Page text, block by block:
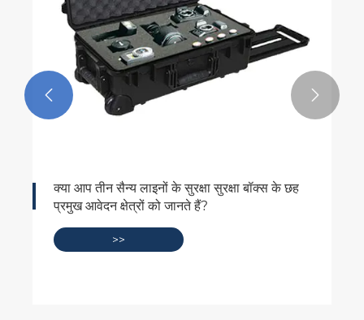
क्या आप तीन सैन्य लाइनों के सुरक्षा सुरक्षा बॉक्स के छह
प्रमुख आवेदन क्षेत्रों को जानते हैं?
>>
 